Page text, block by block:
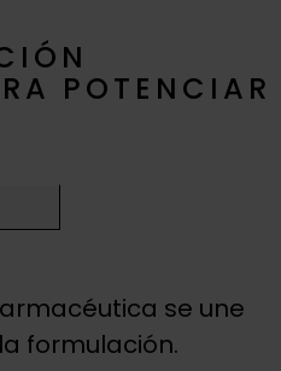
POTENCIAR
se une
formulación.